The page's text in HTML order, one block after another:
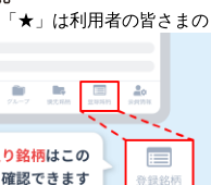
「★」 は利用者の皆さまの